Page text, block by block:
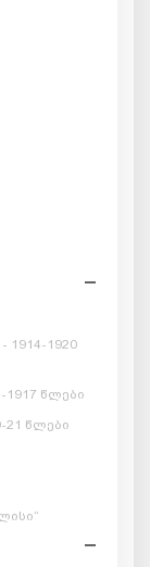
1914-1920
1917 წლები
21 წლები